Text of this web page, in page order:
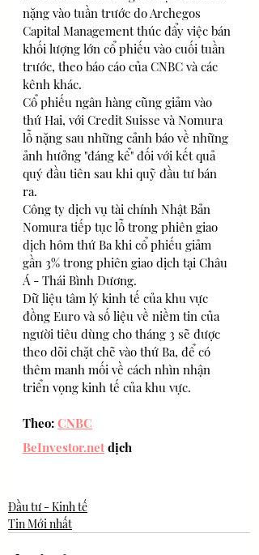
nặng vào tuần trước do Archegos
Capital Management thúc đẩy việc bán
khối lượng lớn cổ phiếu vào cuối tuần
trước, theo báo cáo của CNBC và các
kênh khác.
Cổ phiếu ngân hàng cũng giảm vào
thứ Hai, với Credit Suisse và Nomura
lỗ nặng sau những cảnh báo về những
ảnh hưởng "đáng kể" đối với kết quả
quý đầu tiên sau khi quỹ đầu tư bán
ra.
Công ty dịch vụ tài chính Nhật Bản
Nomura tiếp tục lỗ trong phiên giao
dịch hôm thứ Ba khi cổ phiếu giảm
gần 3% trong phiên giao dịch tại Châu
Á - Thái Bình Dương.
Dữ liệu tâm lý kinh tế của khu vực
đồng Euro và số liệu về niềm tin của
người tiêu dùng cho tháng 3 sẽ được
theo dõi chặt chẽ vào thứ Ba, để có
thêm manh mối về cách nhìn nhận
triển vọng kinh tế của khu vực.
Theo: CNBC
BeInvestor.net dịch
Đầu tư - Kinh tế
Tin Mới nhất